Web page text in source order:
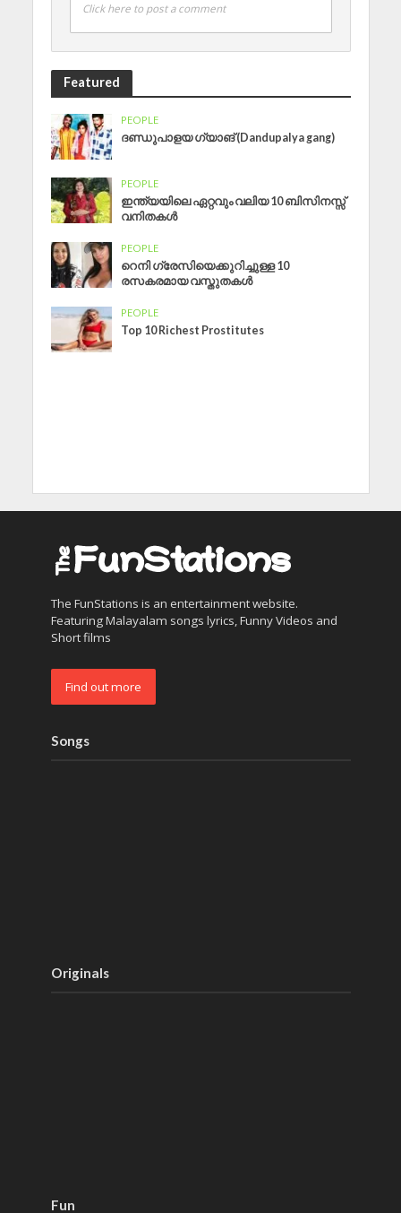
Click here to post a comment
Featured
PEOPLE
ദണ്ഡുപാളയ ഗ്യാങ് (Dandupalya gang)
PEOPLE
ഇന്ത്യയിലെ ഏറ്റവും വലിയ 10 ബിസിനസ്സ്
വനിതകൾ
PEOPLE
റെനി ഗ്രേസിയെക്കുറിച്ചുള്ള 10
രസകരമായ വസ്തുതകൾ
PEOPLE
Top 10 Richest Prostitutes
The FunStations is an entertainment website.
Featuring Malayalam songs lyrics, Funny Videos and
Short films
Find out more
Songs
Originals
Fun